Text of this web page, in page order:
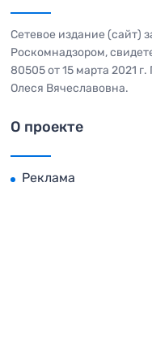
Сетевое издание (сайт)
Роскомнадзором,
80505 от 15 марта 2021
Олеся Вячеславовна.
О проекте
Реклама